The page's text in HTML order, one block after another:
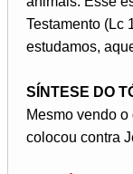
Testamento (Lc
estudamos,
SÍNTESE DO
Mesmo vendo
colocou contra